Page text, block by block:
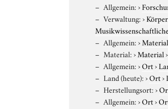
Allgemein:›
Verwaltung:›
Allgemein:›Material
Material:›Material
Allgemein:›Ort›
Land (heute):›Ort›
Herstellungsort:›
Allgemein:›Ort›